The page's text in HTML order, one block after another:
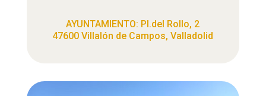
AYUNTAMIENTO: Pl.del Rollo, 2
47600 Villalón de Campos, Valladolid